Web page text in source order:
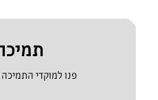
פנו למוקדי